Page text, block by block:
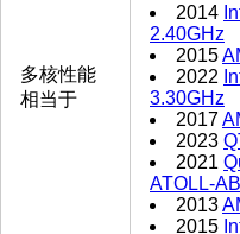
多核性能
相当于
2014
2.40GHz
2015
2022
3.30GHz
2017
2023
2021
ATOLL-AB
2013
2015